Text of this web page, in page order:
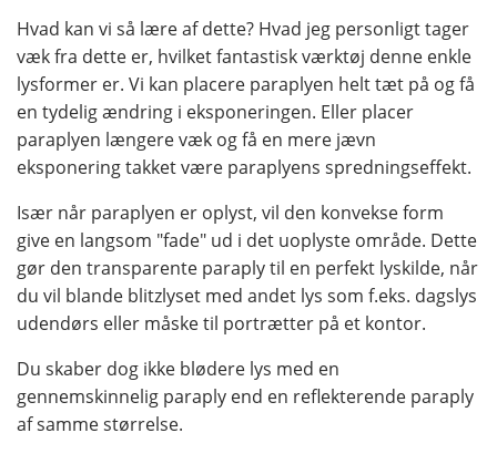
Hvad kan vi så lære af dette? Hvad jeg personligt tager
væk fra dette er, hvilket fantastisk værktøj denne enkle
lysformer er. Vi kan placere paraplyen helt tæt på og få
en tydelig ændring i eksponeringen. Eller placer
paraplyen længere væk og få en mere jævn
eksponering takket være paraplyens spredningseffekt.
Især når paraplyen er oplyst, vil den konvekse form
give en langsom "fade" ud i det uoplyste område. Dette
gør den transparente paraply til en perfekt lyskilde, når
du vil blande blitzlyset med andet lys som f.eks. dagslys
udendørs eller måske til portrætter på et kontor.
Du skaber dog ikke blødere lys med en
gennemskinnelig paraply end en reflekterende paraply
af samme størrelse.